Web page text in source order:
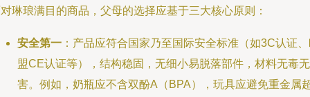
琳琅满目的商品，父母的选择应基于三大核心原则：
安全第一 ：产品应符合国家乃至国际安全标准（如3C认证
盟CE认证等），结构稳固，无细小易脱落部件，材料无毒无
害。例如，奶瓶应不含双酚A（BPA），玩具应避免重金属